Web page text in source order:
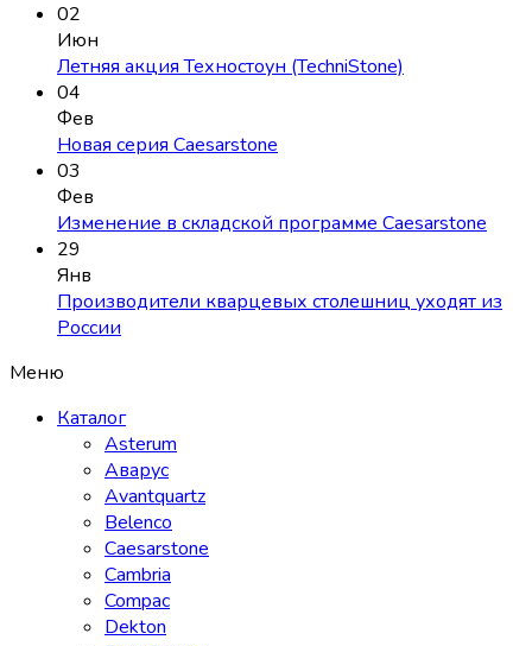
02
Июн
Летняя акция Техностоун (TechniStone)
04
Фев
Новая серия Caesarstone
03
Фев
Изменение в складской программе Caesarstone
29
Янв
Производители кварцевых столешниц уходят из
России
Меню
Каталог
Asterum
Аварус
Avantquartz
Belenco
Caesarstone
Cambria
Compac
Dekton